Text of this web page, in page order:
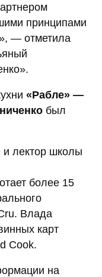
принципами
— отметила
«Рабле» —
был
и лектор школы
более 15
Влада
карт
Cook.
на